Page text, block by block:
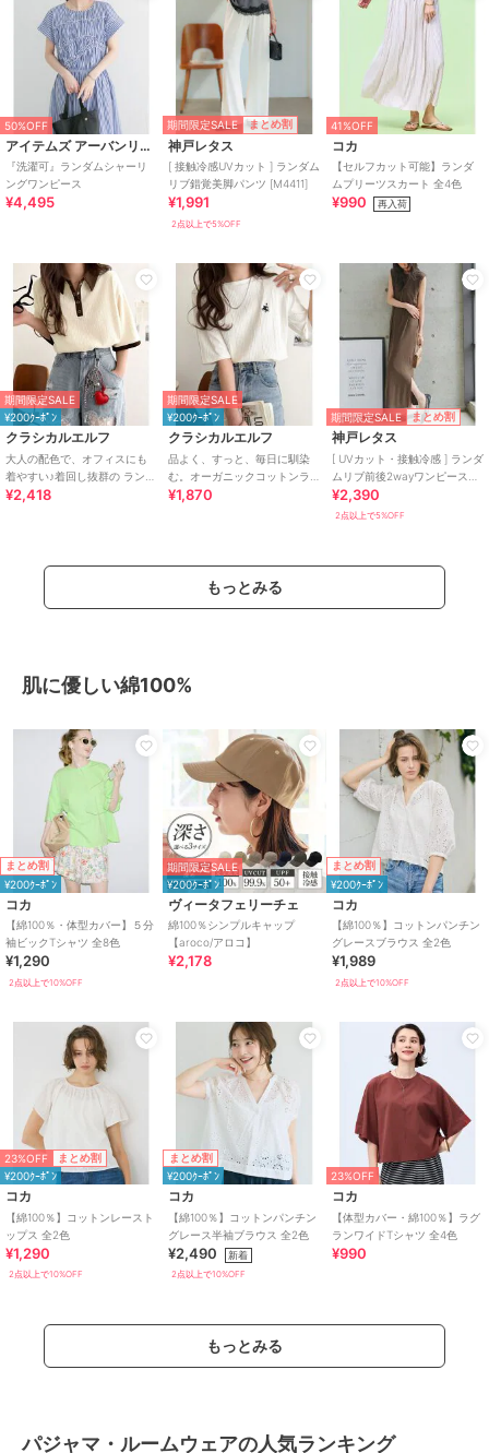
50%OFF
アイテムズ アーバンリサーチ
『洗濯可』ランダムシャーリ
ングワンピース
¥4,495
期間限定SALE まとめ割
神戸レタス
[ 接触冷感UVカット ] ランダム
リブ錯覚美脚パンツ [M4411]
¥1,991
2点以上で5%OFF
41%OFF
コカ
【セルフカット可能】ランダ
ムプリーツスカート 全4色
¥990 再入荷
期間限定SALE
¥200ｸｰﾎﾟﾝ
クラシカルエルフ
大人の配色で、オフィスにも
着やすい♪着回し抜群の ランダ
ムリブ 配色ポロトップス(半袖)
¥2,418
期間限定SALE
¥200ｸｰﾎﾟﾝ
クラシカルエルフ
品よく、すっと、毎日に馴染
む。オーガニックコットンラ
ンダムリブ胸元刺繍Tシャツ
¥1,870
期間限定SALE まとめ割
神戸レタス
[ UVカット・接触冷感 ] ランダ
ムリブ前後2wayワンピース
[E3586]
¥2,390
2点以上で5%OFF
もっとみる
肌に優しい綿100%
まとめ割
¥200ｸｰﾎﾟﾝ
コカ
【綿100％・体型カバー】５分
袖ビックTシャツ 全8色
¥1,290
2点以上で10%OFF
期間限定SALE
¥200ｸｰﾎﾟﾝ
ヴィータフェリーチェ
綿100％シンプルキャップ
【aroco/アロコ】
¥2,178
まとめ割
¥200ｸｰﾎﾟﾝ
コカ
【綿100％】コットンパンチン
グレースブラウス 全2色
¥1,989
2点以上で10%OFF
23%OFF まとめ割
¥200ｸｰﾎﾟﾝ
コカ
【綿100％】コットンレースト
ップス 全2色
¥1,290
2点以上で10%OFF
まとめ割
¥200ｸｰﾎﾟﾝ
コカ
【綿100％】コットンパンチン
グレース半袖ブラウス 全2色
¥2,490 新着
2点以上で10%OFF
23%OFF
コカ
【体型カバー・綿100％】ラグ
ランワイドTシャツ 全4色
¥990
もっとみる
パジャマ・ルームウェアの人気ランキング